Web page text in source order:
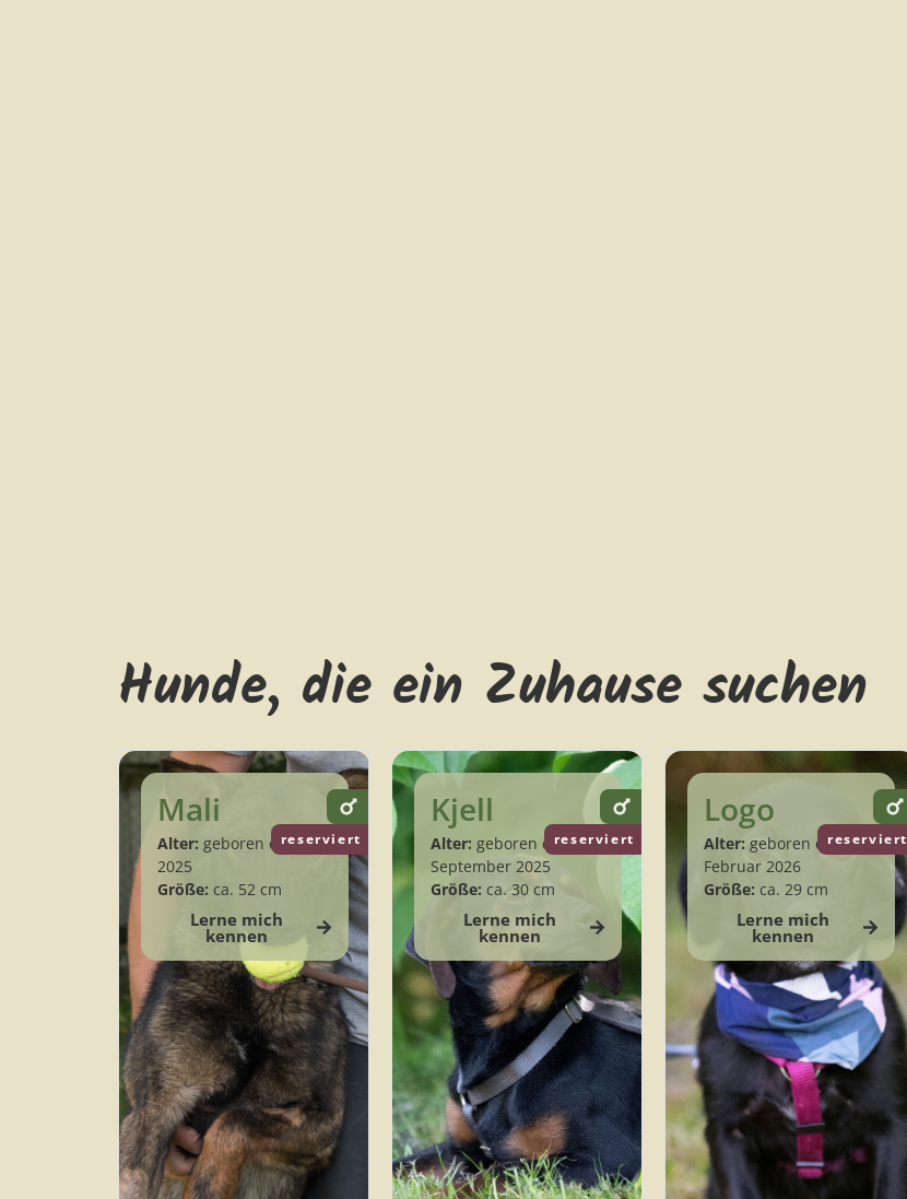
Hunde, die ein Zuhause suchen
Mali
Alter: geboren ca. März
2025
Größe: ca. 52 cm
Lerne mich
kennen
reserviert
Kjell
Alter: geboren ca.
September 2025
Größe: ca. 30 cm
Lerne mich
kennen
reserviert
Logo
Alter: geboren ca.
Februar 2026
Größe: ca. 29 cm
Lerne mich
kennen
reserviert